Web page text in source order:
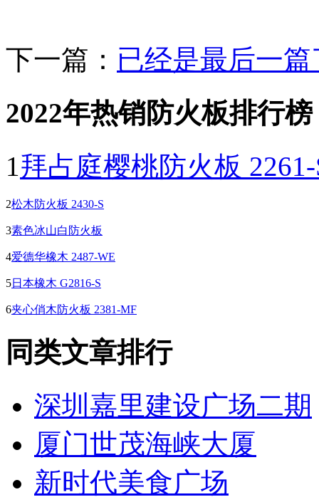
下一篇： 已经是最后一篇
2022年热销防火板排行榜
1拜占庭樱桃防火板
2松木防火板 2430-S
3素色冰山白防火板
4爱德华橡木 2487-WE
5日本橡木 G2816-S
6夹心俏木防火板 2381-MF
同类文章排行
深圳嘉里建设广场二期
厦门世茂海峡大厦
新时代美食广场